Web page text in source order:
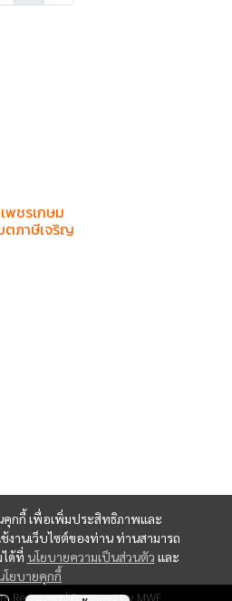
คุกกี้ เพื่อเพิ่มประสิทธิภาพและ
งานเว็บไซต์ของท่าน ท่านสามารถ
ได้ที่ นโยบายความเป็นส่วนตัว และ
โยบายคุกกี้
พชรเกษม
ตภาษีเจริญ
Reserved | Powered by MWE